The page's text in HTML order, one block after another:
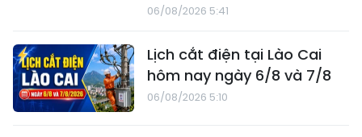
06/08/2026 5:41
Lịch cắt điện tại Lào Cai
hôm nay ngày 6/8 và 7/8
06/08/2026 5:10